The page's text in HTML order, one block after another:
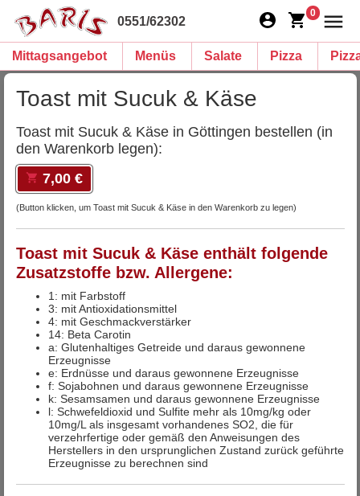
0551/62302
0
Mittagsangebot Menüs Salate Pizza
Toast mit Sucuk & Käse
Toast mit Sucuk & Käse in Göttingen bestellen (in
den Warenkorb legen):
7,00 €
(Button klicken, um Toast mit Sucuk & Käse in den Warenkorb zu legen)
Toast mit Sucuk & Käse enthält folgende
Zusatzstoffe bzw. Allergene:
1: mit Farbstoff
3: mit Antioxidationsmittel
4: mit Geschmackverstärker
14: Beta Carotin
a: Glutenhaltiges Getreide und daraus gewonnene
Erzeugnisse
e: Erdnüsse und daraus gewonnene Erzeugnisse
f: Sojabohnen und daraus gewonnene Erzeugnisse
k: Sesamsamen und daraus gewonnene Erzeugnisse
l: Schwefeldioxid und Sulfite mehr als 10mg/kg oder
10mg/L als insgesamt vorhandenes SO2, die für
verzehrfertige oder gemäß den Anweisungen des
Herstellers in den ursprunglichen Zustand zurück geführte
Erzeugnisse zu berechnen sind